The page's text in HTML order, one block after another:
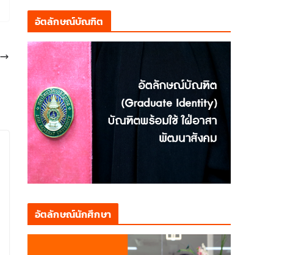
อัตลักษณ์บัณฑิต
อัตลักษณ์นักศึกษา